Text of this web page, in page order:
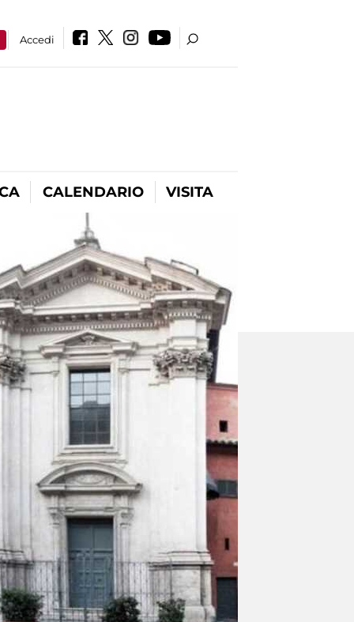
Accedi
CALENDARIO VISITA